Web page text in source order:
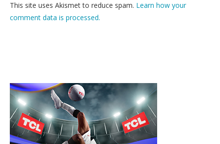
This site uses Akismet to reduce spam. Learn how your
comment data is processed.